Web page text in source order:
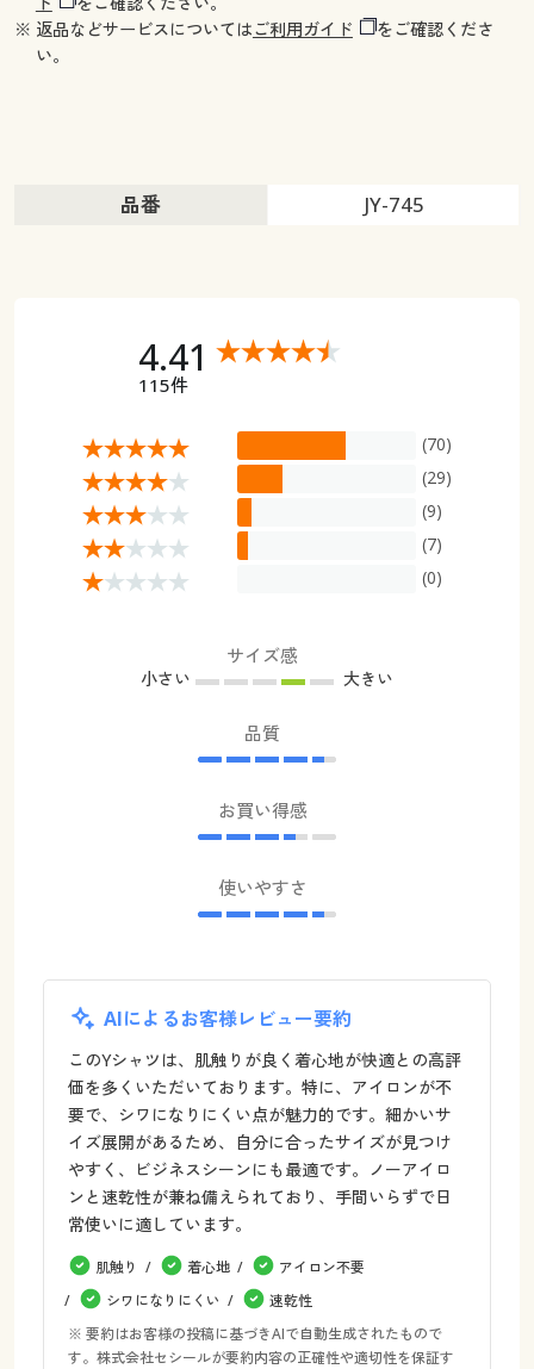
※ 返品などサービスについてはご利用ガイド
をご確認くださ
い。
品番 JY-745
4.41
115件
(70)
(29)
(9)
(7)
(0)
サイズ感
小さい 大きい
品質
お買い得感
使いやすさ
AIによるお客様レビュー要約
このYシャツは、肌触りが良く着心地が快適との高評
価を多くいただいております。特に、アイロンが不
要で、シワになりにくい点が魅力的です。細かいサ
イズ展開があるため、自分に合ったサイズが見つけ
やすく、ビジネスシーンにも最適です。ノーアイロ
ンと速乾性が兼ね備えられており、手間いらずで日
常使いに適しています。
肌触り 着心地
アイロン不要
シワになりにくい
速乾性
※ 要約はお客様の投稿に基づきAIで自動生成されたもので
す。株式会社セシールが要約内容の正確性や適切性を保証す